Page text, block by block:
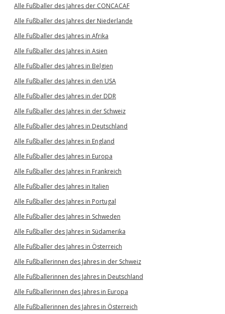
Alle Fußballer des Jahres der CONCACAF
Alle Fußballer des Jahres der Niederlande
Alle Fußballer des Jahres in Afrika
Alle Fußballer des Jahres in Asien
Alle Fußballer des Jahres in Belgien
Alle Fußballer des Jahres in den USA
Alle Fußballer des Jahres in der DDR
Alle Fußballer des Jahres in der Schweiz
Alle Fußballer des Jahres in Deutschland
Alle Fußballer des Jahres in England
Alle Fußballer des Jahres in Europa
Alle Fußballer des Jahres in Frankreich
Alle Fußballer des Jahres in Italien
Alle Fußballer des Jahres in Portugal
Alle Fußballer des Jahres in Schweden
Alle Fußballer des Jahres in Südamerika
Alle Fußballer des Jahres in Österreich
Alle Fußballerinnen des Jahres in der Schweiz
Alle Fußballerinnen des Jahres in Deutschland
Alle Fußballerinnen des Jahres in Europa
Alle Fußballerinnen des Jahres in Österreich